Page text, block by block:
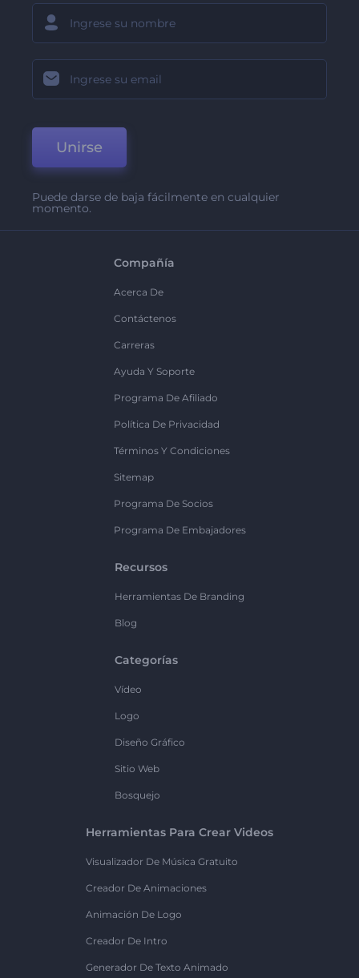
Unirse
Puede darse de baja fácilmente en cualquier
momento.
Compañía
Acerca De
Contáctenos
Carreras
Ayuda Y Soporte
Programa De Afiliado
Política De Privacidad
Términos Y Condiciones
Sitemap
Programa De Socios
Programa De Embajadores
Recursos
Herramientas De Branding
Blog
Categorías
Vídeo
Logo
Diseño Gráfico
Sitio Web
Bosquejo
Herramientas Para Crear Videos
Visualizador De Música Gratuito
Creador De Animaciones
Animación De Logo
Creador De Intro
Generador De Texto Animado